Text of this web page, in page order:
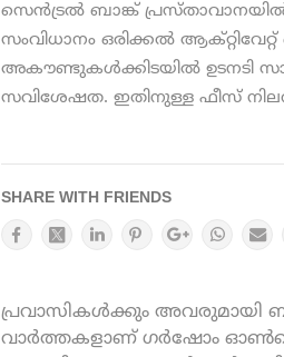
സെന്‍ട്രല്‍ ബാങ്ക്
സംവിധാനം ഒരിക്കല്‍
അകൗണ്ടുകള്‍ക്കിടയില്‍ ഉടനടി
സവിശേഷത. ഇതിനുള്ള ഫീസ്
SHARE WITH FRIENDS
പ്രവാസികൾക്കും അവരുമായി
വാർത്തകളാണ് ഗർഷോം